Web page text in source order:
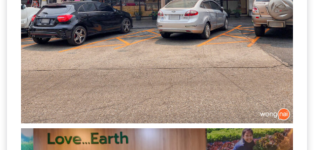
HOMEPRO
FAIR
2017
เชียงใหม่
จัด
เต็ม
กับ